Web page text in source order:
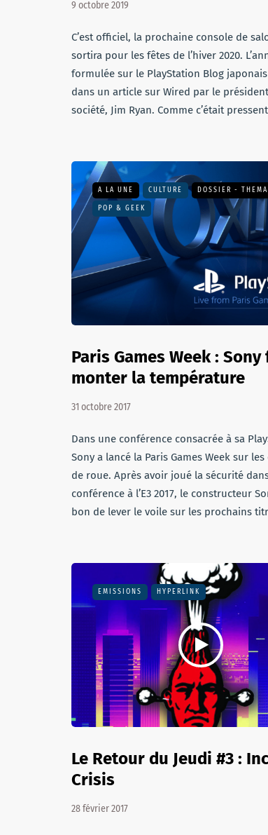
9 octobre 2019
C’est officiel, la prochaine console de
sortira pour les fêtes de l’hiver 2020.
formulée sur le PlayStation Blog
dans un article sur Wired par le
société, Jim Ryan. Comme c’était
A LA UNE CULTURE DOSSIER - THEMA
POP & GEEK
Paris Games Week :
monter la température
31 octobre 2017
Dans une conférence consacrée à sa
Sony a lancé la Paris Games Week sur
de roue. Après avoir joué la sécurité
conférence à l’E3 2017, le constructeur
bon de lever le voile sur les prochains
EMISSIONS HYPERLINK
Le Retour du Jeudi #3 :
Crisis
28 février 2017